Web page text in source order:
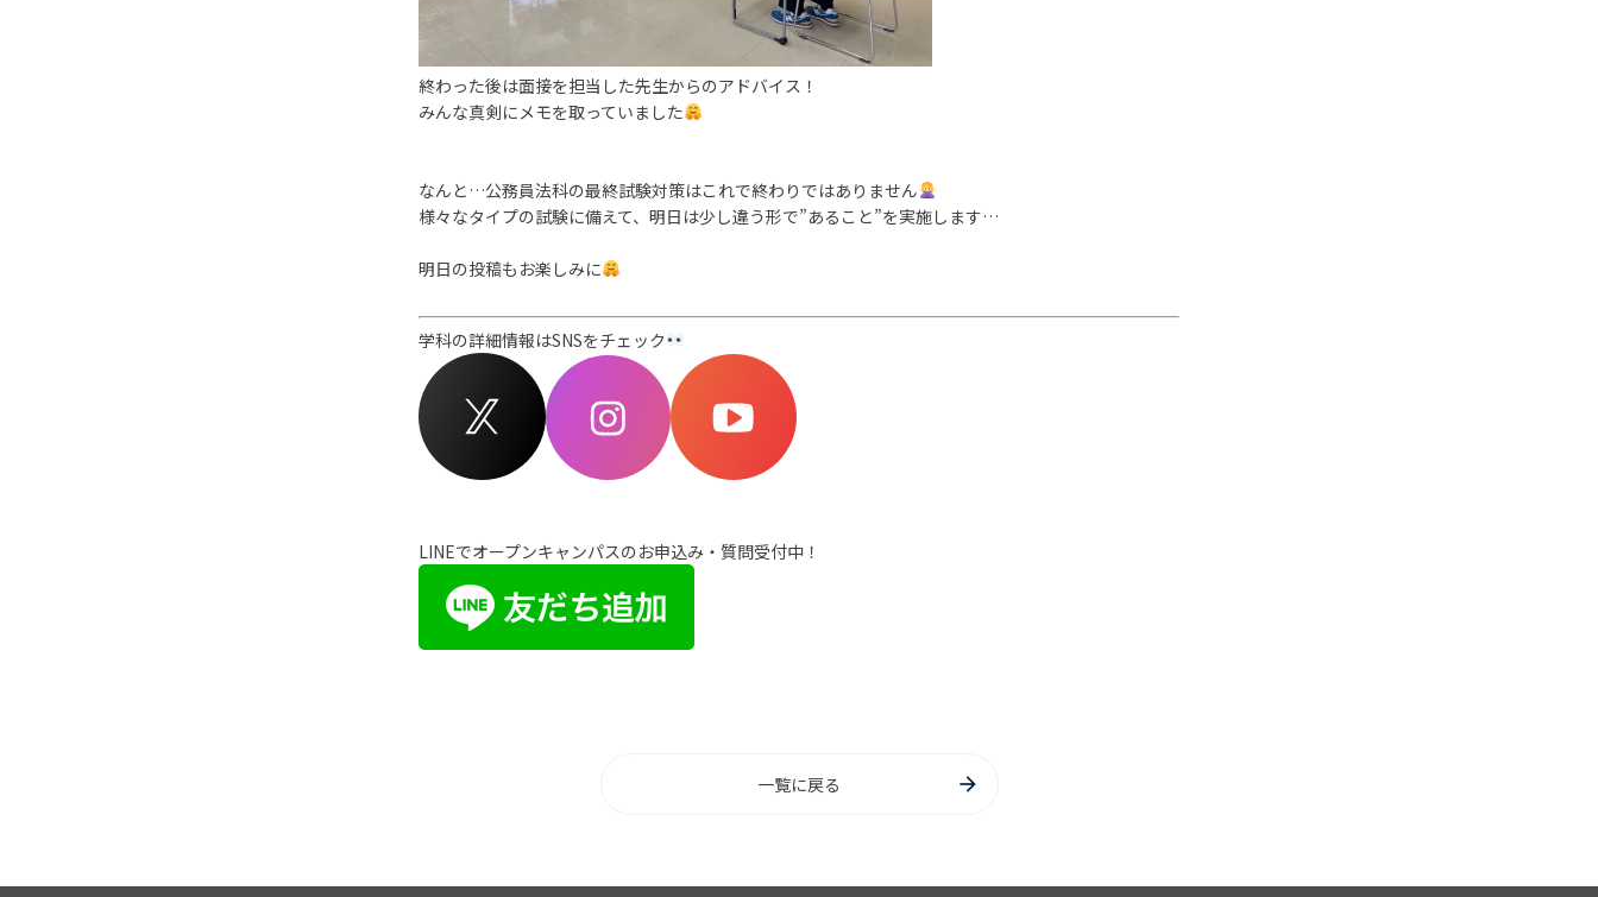
終わった後は面接を担当した先生からのアドバイス！
みんな真剣にメモを取っていました
なんと…公務員法科の最終試験対策はこれで終わりではありません
様々なタイプの試験に備えて、明日は少し違う形で”あること”を実施します…
明日の投稿もお楽しみに
学科の詳細情報はSNSをチェック
LINEでオープンキャンパスのお申込み・質問受付中！
一覧に戻る